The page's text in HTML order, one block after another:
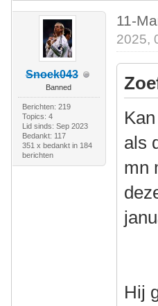
Snoek043
Banned
Berichten: 219
Topics: 4
Lid sinds: Sep 2023
Bedankt: 117
351 x bedankt in 184
berichten
11-
2025,
als
mn
Hij